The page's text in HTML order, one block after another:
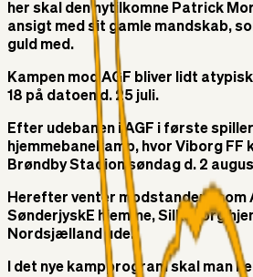
her skal den nytilkomne Patrick
ansigt med sit gamle mandskab,
guld med.
Kampen mod AGF bliver lidt
18 på datoen d. 25 juli.
Efter udebanen i AGF i første
hjemmebanekamp, hvor Viborg FF
Brøndby Stadion søndag d. 2
Herefter venter modstandere som
SønderjyskE hjemme, Silkeborg
Nordsjælland ude.
I det nye kampprogram skal man